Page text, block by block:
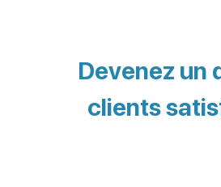
Devenez un
clients